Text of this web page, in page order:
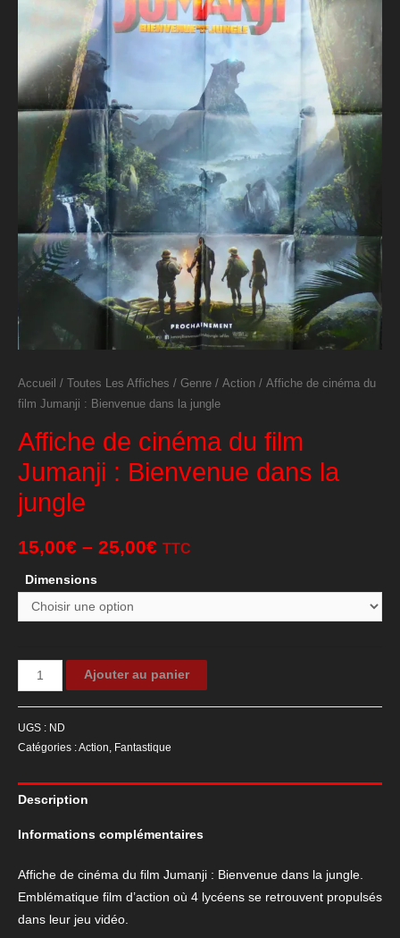
Accueil / Toutes Les Affiches / Genre / Action / Affiche de cinéma du
film Jumanji : Bienvenue dans la jungle
Affiche de cinéma du film
Jumanji : Bienvenue dans la
jungle
15,00€ – 25,00€ TTC
Dimensions
quantité
de
du
film
Jumanji
Bienvenue
dans
la
Ajouter au panier
UGS : ND
Catégories :Action, Fantastique
Description
Informations complémentaires
Affiche de cinéma du film Jumanji : Bienvenue dans la jungle.
Emblématique film d’action où 4 lycéens se retrouvent propulsés
dans leur jeu vidéo.